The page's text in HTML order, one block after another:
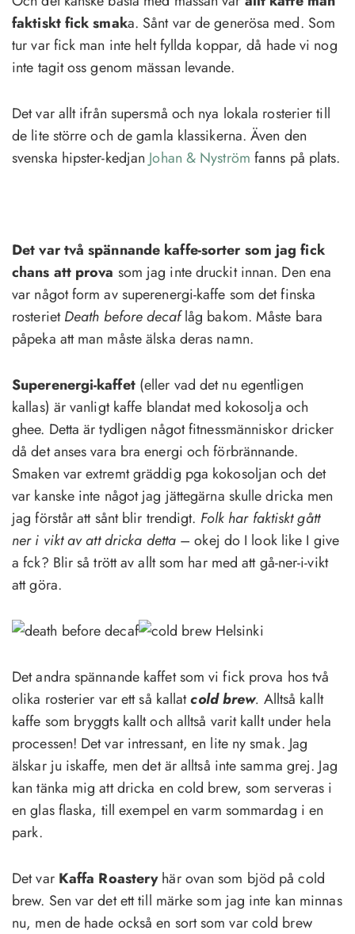
faktiskt fick smaka. Sånt var de generösa med. Som
tur var fick man inte helt fyllda koppar, då hade vi nog
inte tagit oss genom mässan levande.
Det var allt ifrån supersmå och nya lokala rosterier till
de lite större och de gamla klassikerna. Även den
svenska hipster-kedjan Johan & Nyström fanns på plats.
Det var två spännande kaffe-sorter som jag fick
chans att prova som jag inte druckit innan. Den ena
var något form av superenergi-kaffe som det finska
rosterietDeath before decaflåg bakom. Måste bara
påpeka att man måste älska deras namn.
Superenergi-kaffet(eller vad det nu egentligen
kallas) är vanligt kaffe blandat med kokosolja och
ghee. Detta är tydligen något fitnessmänniskor dricker
då det anses vara bra energi och förbrännande.
Smaken var extremt gräddig pga kokosoljan och det
var kanske inte något jag jättegärna skulle dricka men
jag förstår att sånt blir trendigt. Folk har faktiskt gått
ner i vikt av att dricka detta – okej do I look like I give
a fck? Blir så trött av allt som har med att gå-ner-i-vikt
att göra.
Det andra spännande kaffet som vi fick prova hos två
olika rosterier var ett så kallatcold brew. Alltså kallt
kaffe som bryggts kallt och alltså varit kallt under hela
processen! Det var intressant, en lite ny smak. Jag
älskar ju iskaffe, men det är alltså inte samma grej. Jag
kan tänka mig att dricka en cold brew, som serveras i
en glas flaska, till exempel en varm sommardag i en
park.
Det var Kaffa Roasteryhär ovan som bjöd på cold
brew. Sen var det ett till märke som jag inte kan minnas
nu, men de hade också en sort som var cold brew